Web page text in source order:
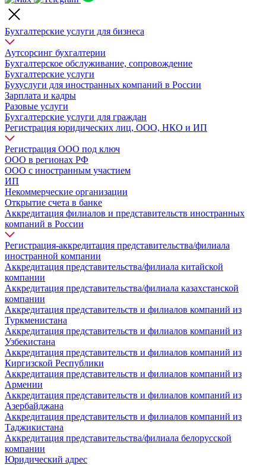
Бухгалтерские услуги для бизнеса
Аутсорсинг бухгалтерии
Бухгалтерское обслуживание, сопровождение
Бухгалтерские услуги
Бухуслуги для иностранных компаний в России
Зарплата и кадры
Разовые услуги
Бухгалтерские услуги для граждан
Регистрация юридических лиц, ООО, НКО и ИП
Регистрация ООО под ключ
ООО в регионах РФ
ООО с иностранным участием
ИП
Некоммерческие организации
Открытие счета в банке
Аккредитация филиалов и представительств иностранных
компаний в России
Регистрация-аккредитация представительства/филиала
иностранной компании
Аккредитация представительства/филиала китайской
компании
Аккредитация представительства/филиала казахстанской
компании
Аккредитация представительств и филиалов компаний из
Туркменистана
Аккредитация представительств и филиалов компаний из
Узбекистана
Аккредитация представительств и филиалов компаний из
Киргизской Республики
Аккредитация представительств и филиалов компаний из
Армении
Аккредитация представительств и филиалов компаний из
Азербайджана
Аккредитация представительств и филиалов компаний из
Таджикистана
Аккредитация представительства/филиала белорусской
компании
Юридический адрес